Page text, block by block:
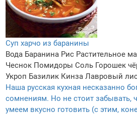
Суп харчо из баранины
Вода Баранина Рис Растительное
Чеснок Помидоры Соль Горошек
Укроп Базилик Кинза Лавровый
Наша русская кухная несказанно
сомнениям. Но не стоит забывать,
умеем вкусно готовить (с этим,